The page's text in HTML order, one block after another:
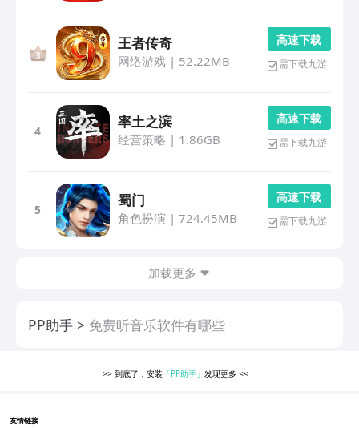
王者传奇
网络游戏| 52.22MB
高 速 下 载
需下载九游
4
率土之滨
经营策略 | 1.86GB
高 速 下 载
需下载九游
5
蜀门
角色扮演 | 724.45MB
高 速 下 载
需下载九游
加载更多
PP助手 免费听音乐软件有哪些
>> 到底了，安装 「PP助手」发现更多<<
友情链接